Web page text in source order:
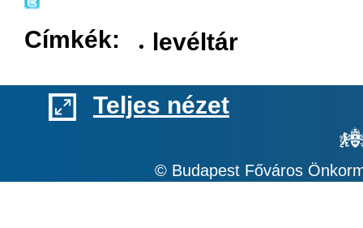
Címkék: levéltár
Teljes nézet
© Budapest Főváros